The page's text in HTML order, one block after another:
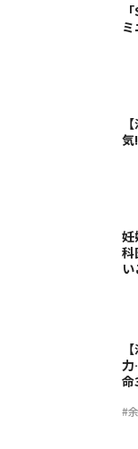
気
妊
科
い
#
命